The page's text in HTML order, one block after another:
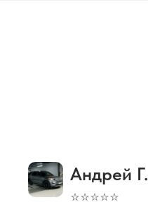
Андрей Г.
⭐⭐⭐⭐⭐